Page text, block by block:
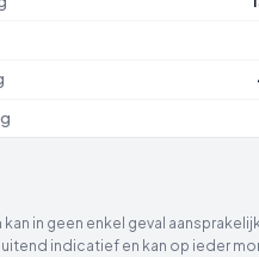
in geen enkel geval
indicatief en kan op ieder